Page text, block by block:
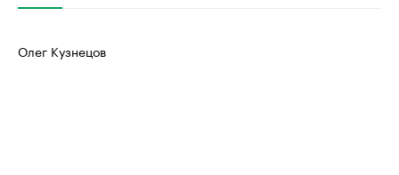
Олег Кузнецов